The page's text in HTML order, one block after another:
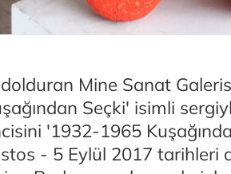
dolduran Mine Sanat
Seçki' isimli
'1932-1965
- 5 Eylül 2017 tarihleri